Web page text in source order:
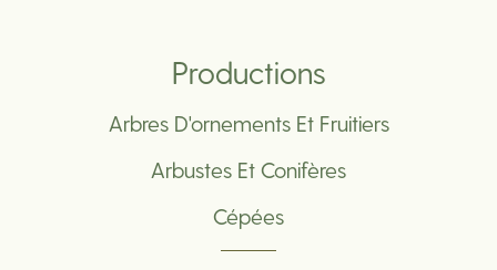
Productions
Arbres D'ornements Et Fruitiers
Arbustes Et Conifères
Cépées